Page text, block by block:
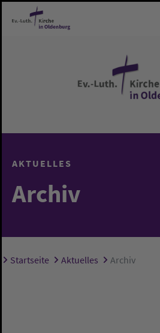
Zum Hauptinhalt springen
AKTUELLES
Archiv
Sie sind hier:
Startseite Aktuelles Archiv